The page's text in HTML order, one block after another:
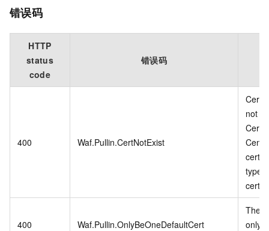
错误码
HTTP
status
code
错误码
400 Waf.Pullin.CertNotExist
not
400 Waf.Pullin.OnlyBeOneDefaultCert
only